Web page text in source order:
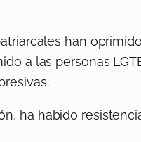
han
a las personas
ha habido